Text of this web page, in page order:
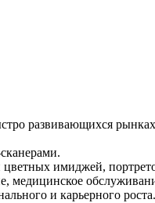
развивающихся
цветных имиджей,
медицинское
и карьерного роста.